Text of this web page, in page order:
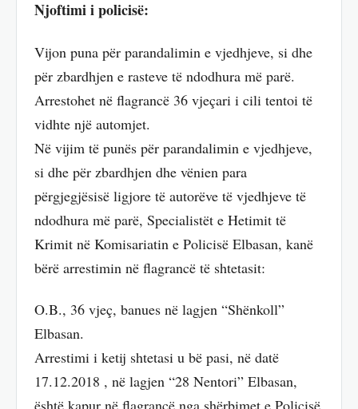
Njoftimi i policisë:
Vijon puna për parandalimin e vjedhjeve, si dhe
për zbardhjen e rasteve të ndodhura më parë.
Arrestohet në flagrancë 36 vjeçari i cili tentoi të
vidhte një automjet.
Në vijim të punës për parandalimin e vjedhjeve,
si dhe për zbardhjen dhe vënien para
përgjegjësisë ligjore të autorëve të vjedhjeve të
ndodhura më parë, Specialistët e Hetimit të
Krimit në Komisariatin e Policisë Elbasan, kanë
bërë arrestimin në flagrancë të shtetasit:
O.B., 36 vjeç, banues në lagjen “Shënkoll”
Elbasan.
Arrestimi i ketij shtetasi u bë pasi, në datë
17.12.2018 , në lagjen “28 Nentori” Elbasan,
është kapur në flagrancë nga shërbimet e Policisë